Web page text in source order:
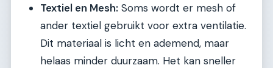
Textiel en Mesh: Soms wordt er mesh of
ander textiel gebruikt voor extra ventilatie.
Dit materiaal is licht en ademend, maar
helaas minder duurzaam. Het kan sneller